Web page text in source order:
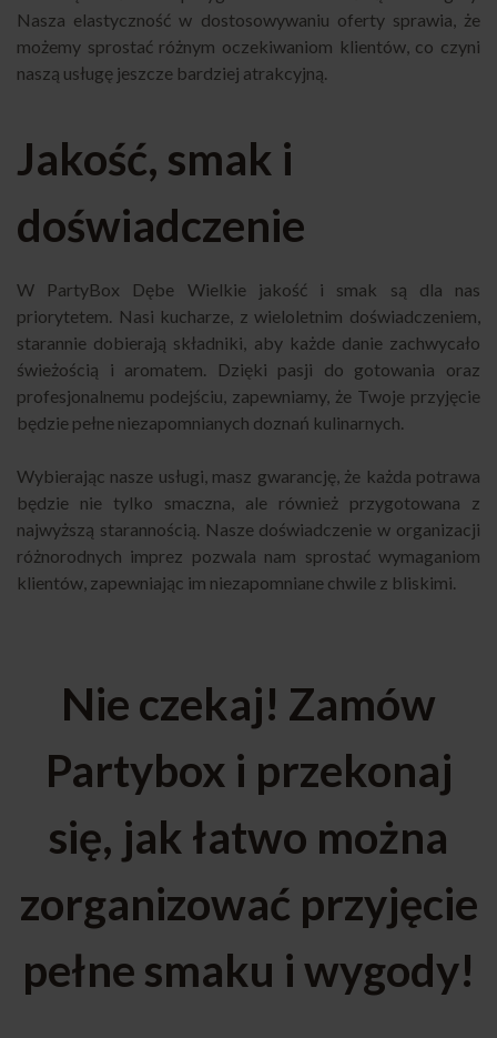
Nasza elastyczność w dostosowywaniu oferty sprawia, że
możemy sprostać różnym oczekiwaniom klientów, co czyni
naszą usługę jeszcze bardziej atrakcyjną.
Jakość, smak i
doświadczenie
W PartyBox Dębe Wielkie jakość i smak są dla nas
priorytetem. Nasi kucharze, z wieloletnim doświadczeniem,
starannie dobierają składniki, aby każde danie zachwycało
świeżością i aromatem. Dzięki pasji do gotowania oraz
profesjonalnemu podejściu, zapewniamy, że Twoje przyjęcie
będzie pełne niezapomnianych doznań kulinarnych.
Wybierając nasze usługi, masz gwarancję, że każda potrawa
będzie nie tylko smaczna, ale również przygotowana z
najwyższą starannością. Nasze doświadczenie w organizacji
różnorodnych imprez pozwala nam sprostać wymaganiom
klientów, zapewniając im niezapomniane chwile z bliskimi.
Nie czekaj! Zamów
Partybox i przekonaj
się, jak łatwo można
zorganizować przyjęcie
pełne smaku i wygody!